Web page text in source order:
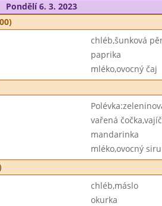
Pondělí 6. 3. 2023
chléb,šunková
paprika
mléko,ovocný čaj
vařená
mandarinka
mléko,ovocný
chléb,máslo
okurka